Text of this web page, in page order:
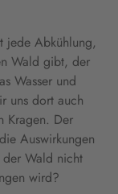
jede Abkühlung,
Wald gibt, der
Wasser und
uns dort auch
Kragen. Der
Auswirkungen
der Wald nicht
wird?